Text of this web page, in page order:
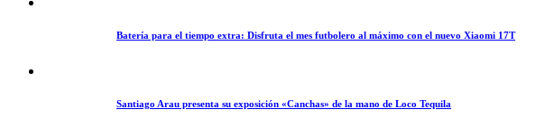
Batería para el tiempo extra: Disfruta el mes futbolero al máximo con el nuevo Xiaomi 17T
Santiago Arau presenta su exposición «Canchas» de la mano de Loco Tequila